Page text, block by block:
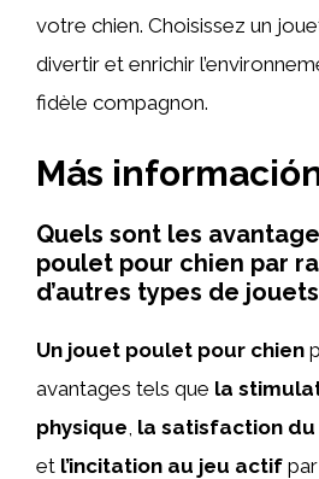
votre chien. Choisissez un
divertir et enrichir
fidèle compagnon.
Más
Quels sont les
poulet pour chien par
d’autres types de
Un jouet poulet pour chien
avantages tels que la
physique, la satisfaction
et l’incitation au jeu actif